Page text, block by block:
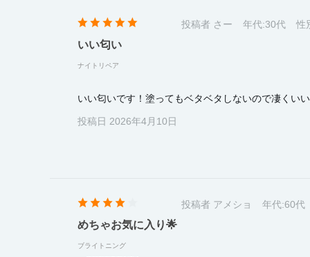
投稿者 さー 年代:30代 性
いい匂い
ナイトリペア
いい匂いです！塗ってもベタベタしないので凄くい
投稿日 2026年4月10日
投稿者 アメショ 年代:60代
めちゃお気に入り🌟
ブライトニング